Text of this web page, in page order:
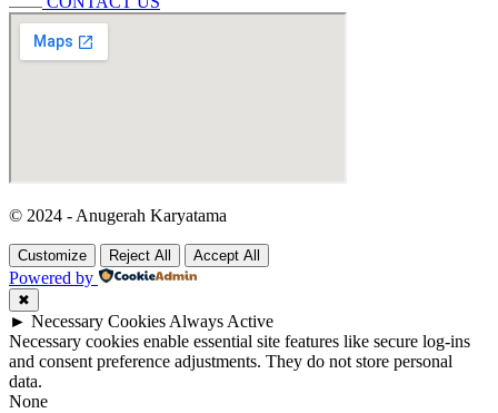
© 2024 - Anugerah Karyatama
Customize Reject All Accept All
Powered by
✖
► Necessary CookiesAlways Active
Necessary cookies enable essential site features like secure log-ins
and consent preference adjustments. They do not store personal
data.
None